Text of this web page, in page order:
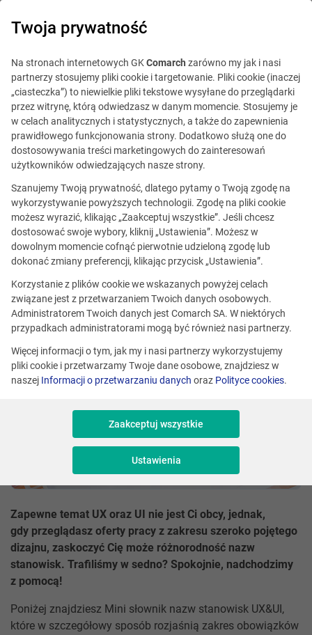
IT Board
Blog Praca w IT
3 lipca 2022
Mini słownik pojęć UX/UI
Udostępnij Skomentuj
Zapewne temat UX oraz UI nie jest Ci obcy, jednak,
gdy przeglądasz oferty pracy z zakresu szeroko pojętego
dizajnu, zaskoczyć Cię może różnorodność nazw
stanowisk. Trafiliśmy w sedno? Spokojnie, nadchodzimy
z pomocą!
Poniżej znajdziesz Mini słownik nazw stanowisk UX&UI,
które w szczegółowy sposób rozjaśnią zakres obowiązków
Twoja prywatność
Na stronach internetowych GKComarch zarówno my jak i nasi
partnerzy stosujemy pliki cookie i targetowanie. Pliki cookie (inaczej
„ciasteczka”) to niewielkie pliki tekstowe wysyłane do przeglądarki
przez witrynę, którą odwiedzasz w danym momencie. Stosujemy je
w celach analitycznych i statystycznych, a także do zapewnienia
prawidłowego funkcjonowania strony. Dodatkowo służą one do
dostosowywania treści marketingowych do zainteresowań
użytkowników odwiedzających nasze strony.
Szanujemy Twoją prywatność, dlatego pytamy o Twoją zgodę na
wykorzystywanie powyższych technologii. Zgodę na pliki cookie
możesz wyrazić, klikając „Zaakceptuj wszystkie”. Jeśli chcesz
dostosować swoje wybory, kliknij „Ustawienia”. Możesz w
dowolnym momencie cofnąć pierwotnie udzieloną zgodę lub
dokonać zmiany preferencji, klikając przycisk „Ustawienia”.
Korzystanie z plików cookie we wskazanych powyżej celach
związane jest z przetwarzaniem Twoich danych osobowych.
Administratorem Twoich danych jest Comarch SA. W niektórych
przypadkach administratorami mogą być również nasi partnerzy.
Więcej informacji o tym, jak my i nasi partnerzy wykorzystujemy
pliki cookie i przetwarzamy Twoje dane osobowe, znajdziesz w
naszej Informacji o przetwarzaniu danych oraz Polityce cookies.
Zaakceptuj wszystkie
Ustawienia